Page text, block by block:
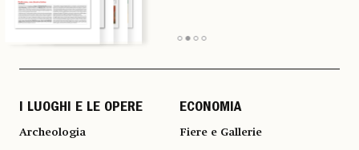
I LUOGHI E LE OPERE
Archeologia
ECONOMIA
Fiere e Gallerie